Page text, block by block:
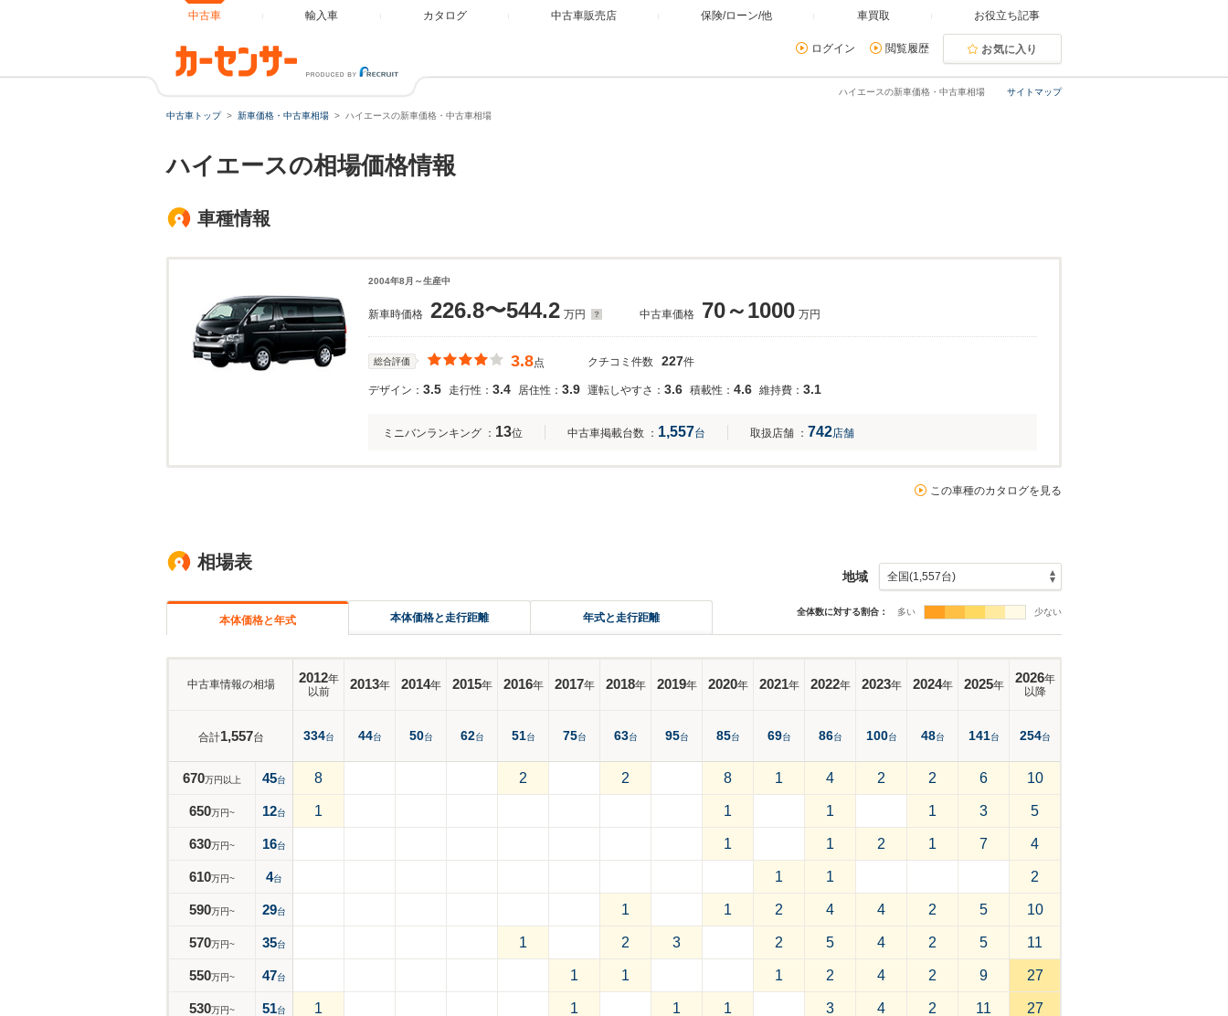
中古車 輸入車 カタログ 中古車販売店 保険/ローン/他 車買取 お役立ち記事
ログイン 閲覧履歴 お気に入り
サイトマップ
ハイエースの新車価格・中古車相場
中古車トップ 新車価格・中古車相場 ハイエースの新車価格・中古車相場
ハイエースの相場価格情報
車種情報
2004年8月～生産中
新車時価格 226.8〜544.2 万円 中古車価格 70～1000 万円
総合評価 3.8点 クチコミ件数 227件
デザイン： 3.5 走行性： 3.4 居住性： 3.9 運転しやすさ： 3.6 積載性： 4.6 維持費： 3.1
ミニバンランキング ： 13位 中古車掲載台数 ： 1,557台 取扱店舗 ： 742店舗
この車種のカタログを見る
相場表
本体価格と年式 本体価格と走行距離 年式と走行距離
地域
全体数に対する割合： 多い 少ない
中古車情報の相場 2012年
以前
2013年 2014年 2015年 2016年 2017年 2018年 2019年 2020年 2021年 2022年 2023年 2024年 2025年 2026年
以降
合計1,557台 334台 44台 50台 62台 51台 75台 63台 95台 85台 69台 86台 100台 48台 141台 254台
670万円以上 45台 8 2 2 8 1 4 2 2 6 10
650万円~ 12台 1 1 1 1 3 5
630万円~ 16台 1 1 2 1 7 4
610万円~ 4台 1 1 2
590万円~ 29台 1 1 2 4 4 2 5 10
570万円~ 35台 1 2 3 2 5 4 2 5 11
550万円~ 47台 1 1 1 2 4 2 9 27
530万円~ 51台 1 1 1 1 3 4 2 11 27